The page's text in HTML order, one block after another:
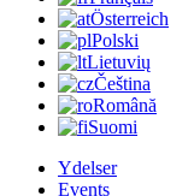
Österreich
Polski
Lietuvių
Čeština
Română
Suomi
Ydelser
Events